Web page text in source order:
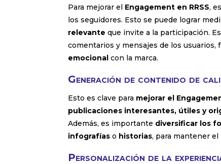
Para mejorar el Engagement en RRSS,
los seguidores. Esto se puede lograr
relevante que invite a la participación.
comentarios y mensajes de los usuarios,
emocional con la marca.
Generación de contenido de
Esto es clave para mejorar el
publicaciones interesantes, útiles y
Además, es importante diversificar los
infografías o historias, para mantener
Personalización de la